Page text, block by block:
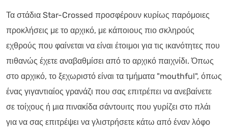
Τα στάδια Star-Crossed προσφέρουν κυρίως παρόμοιες
προκλήσεις με το αρχικό, με κάποιους πιο σκληρούς
εχθρούς που φαίνεται να είναι έτοιμοι για τις ικανότητες που
πιθανώς έχετε αναβαθμίσει από το αρχικό παιχνίδι. Όπως
στο αρχικό, το ξεχωριστό είναι τα τμήματα "mouthful", όπως
ένας γιγαντιαίος γρανάζι που σας επιτρέπει να ανεβαίνετε
σε τοίχους ή μια πινακίδα σάντουιτς που γυρίζει στο πλάι
για να σας επιτρέψει να γλιστρήσετε κάτω από έναν λόφο